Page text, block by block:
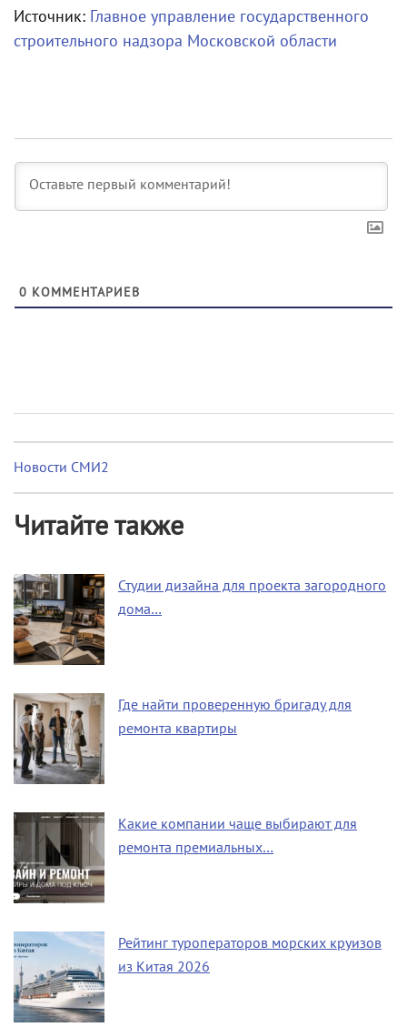
Источник: Главное управление государственного
строительного надзора Московской области
0 КОММЕНТАРИЕВ
Новости СМИ2
Читайте также
Студии дизайна для проекта загородного
дома…
Где найти проверенную бригаду для
ремонта квартиры
Какие компании чаще выбирают для
ремонта премиальных…
Рейтинг туроператоров морских круизов
из Китая 2026